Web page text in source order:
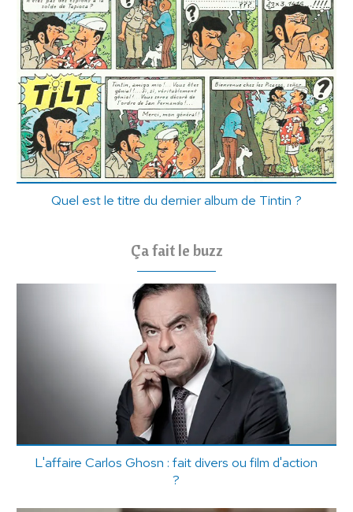
Quel est le titre du dernier album de Tintin ?
Ça fait le buzz
L'affaire Carlos Ghosn : fait divers ou film d'action
?